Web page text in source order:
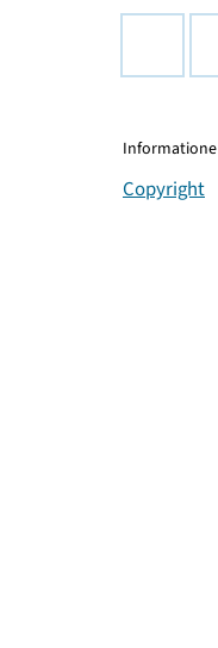
Copyright